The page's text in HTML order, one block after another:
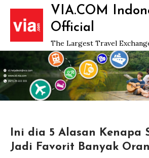
Skip
content
VIA.COM
Official
The Largest Travel
Ini dia 5 Alasan Kenapa
Jadi Favorit Banyak